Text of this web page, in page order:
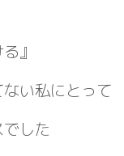
』
い私にとって
した